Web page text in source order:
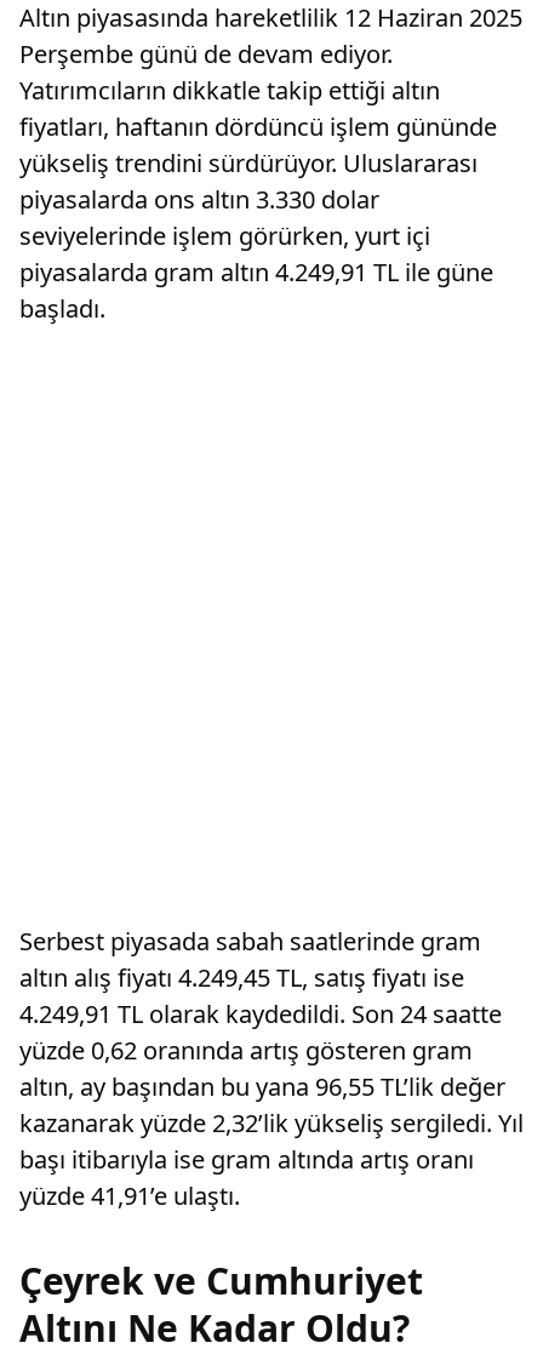
Altın piyasasında hareketlilik 12 Haziran 2025
Perşembe günü de devam ediyor.
Yatırımcıların dikkatle takip ettiği altın
fiyatları, haftanın dördüncü işlem gününde
yükseliş trendini sürdürüyor. Uluslararası
piyasalarda ons altın 3.330 dolar
seviyelerinde işlem görürken, yurt içi
piyasalarda gram altın 4.249,91 TL ile güne
başladı.
Serbest piyasada sabah saatlerinde gram
altın alış fiyatı 4.249,45 TL, satış fiyatı ise
4.249,91 TL olarak kaydedildi. Son 24 saatte
yüzde 0,62 oranında artış gösteren gram
altın, ay başından bu yana 96,55 TL’lik değer
kazanarak yüzde 2,32’lik yükseliş sergiledi. Yıl
başı itibarıyla ise gram altında artış oranı
yüzde 41,91’e ulaştı.
Çeyrek ve Cumhuriyet
Altını Ne Kadar Oldu?